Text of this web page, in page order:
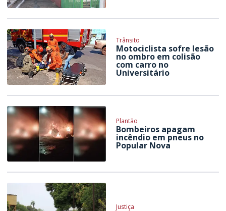
Trânsito
Motociclista sofre lesão
no ombro em colisão
com carro no
Universitário
Plantão
Bombeiros apagam
incêndio em pneus no
Popular Nova
Justiça